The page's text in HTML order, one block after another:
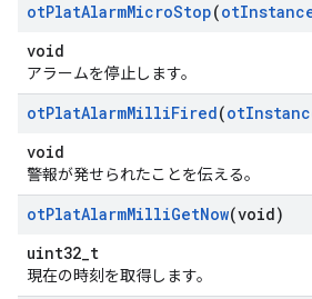
otPlatAlarmMicroStop(ot
void
アラームを停止します。
otPlatAlarmMilliFired(ot
void
警報が発せられたことを伝える。
otPlatAlarmMilliGetNow(void)
uint32_t
現在の時刻を取得します。